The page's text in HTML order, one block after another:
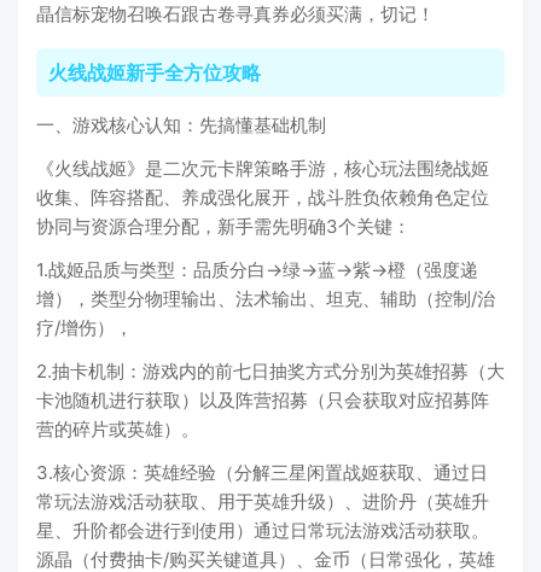
晶信标宠物召唤石跟古卷寻真券必须买满，切记！
火线战姬新手全方位攻略
一、游戏核心认知：先搞懂基础机制
《火线战姬》是二次元卡牌策略手游，核心玩法围绕战姬
收集、阵容搭配、养成强化展开，战斗胜负依赖角色定位
协同与资源合理分配，新手需先明确3个关键：
1.战姬品质与类型：品质分白→绿→蓝→紫→橙（强度递
增），类型分物理输出、法术输出、坦克、辅助（控制/治
疗/增伤），
2.抽卡机制：游戏内的前七日抽奖方式分别为英雄招募（大
卡池随机进行获取）以及阵营招募（只会获取对应招募阵
营的碎片或英雄）。
3.核心资源：英雄经验（分解三星闲置战姬获取、通过日
常玩法游戏活动获取、用于英雄升级）、进阶丹（英雄升
星、升阶都会进行到使用）通过日常玩法游戏活动获取。
源晶（付费抽卡/购买关键道具）、金币（日常强化，英雄